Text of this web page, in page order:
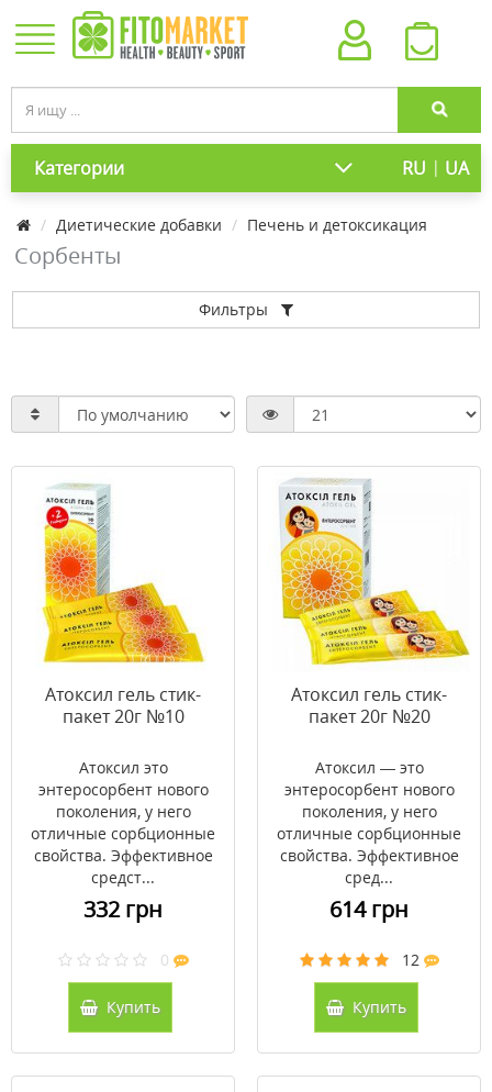
Категории RU | UA
Диетические добавки Печень и детоксикация
Сорбенты
Фильтры
Атоксил гель стик-
пакет 20г №10
Атоксил это
энтеросорбент нового
поколения, у него
отличные сорбционные
свойства. Эффективное
средст...
332 грн
0
Купить
Атоксил гель стик-
пакет 20г №20
Атоксил — это
энтеросорбент нового
поколения, у него
отличные сорбционные
свойства. Эффективное
сред...
614 грн
12
Купить